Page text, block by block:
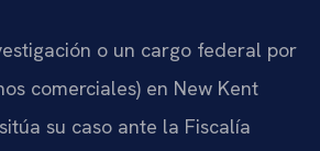
o un cargo federal por
comerciales) en New Kent
su caso ante la Fiscalía